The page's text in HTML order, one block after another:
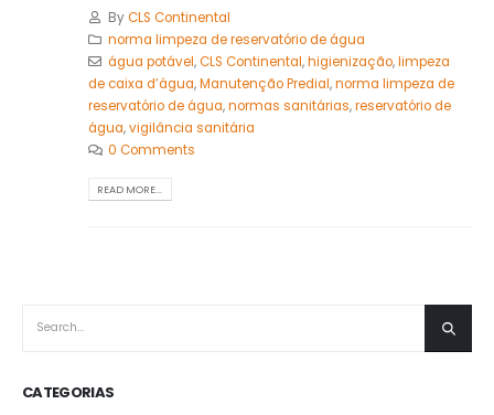
ByCLS Continental
norma limpeza de reservatório de água
água potável,CLS Continental,higienização,limpeza
de caixa d’água,Manutenção Predial,norma limpeza de
reservatório de água,normas sanitárias,reservatório de
água,vigilância sanitária
0 Comments
READ MORE...
CATEGORIAS